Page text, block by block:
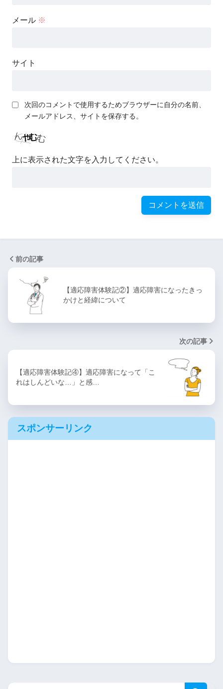
メール ※
サイト
次回のコメントで使用するためブラウザーに自分の名前、
メールアドレス、サイトを保存する。
上に表示された文字を入力してください。
前の記事
【適応障害体験記②】適応障害になったきっ
かけと経緯について
次の記事
【適応障害体験記④】適応障害になって「こ
れはしんどいな…」と感…
スポンサーリンク